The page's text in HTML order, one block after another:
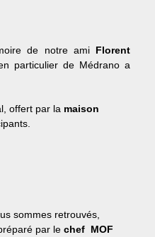
de notre ami Florent
particulier de Médrano a
offert par la maison
sommes retrouvés,
par le chef MOF